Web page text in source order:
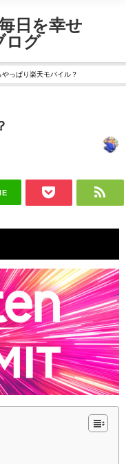
日を幸せ
ログ
やっぱり楽天モバイル？